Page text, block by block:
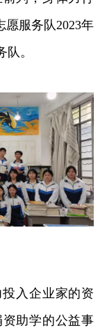
愿服务队2023年
。
入企业家的资
助学的公益事